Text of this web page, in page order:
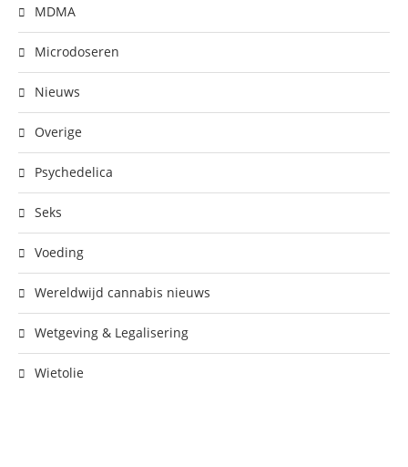
MDMA
Microdoseren
Nieuws
Overige
Psychedelica
Seks
Voeding
Wereldwijd cannabis nieuws
Wetgeving & Legalisering
Wietolie